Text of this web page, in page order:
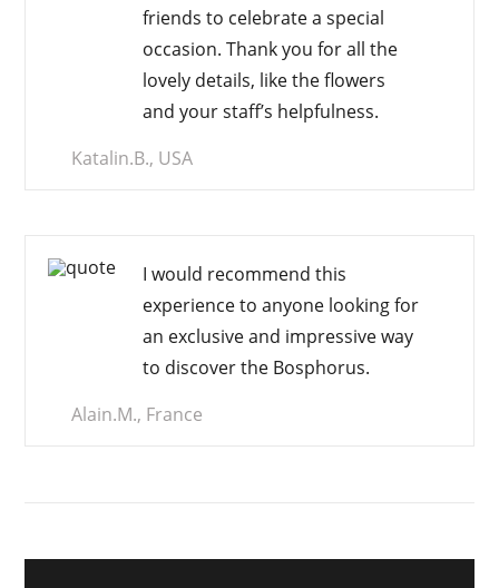
friends to celebrate a special
occasion. Thank you for all the
lovely details, like the flowers
and your staff’s helpfulness.
Katalin.B., USA
I would recommend this
experience to anyone looking for
an exclusive and impressiveway
to discover the Bosphorus.
Alain.M., France